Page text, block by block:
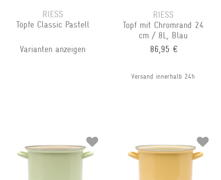
RIESS
Töpfe Classic Pastell
Varianten anzeigen
RIESS
Topf mit Chromrand 24
cm / 8L, Blau
86,95 €
Versand innerhalb 24h